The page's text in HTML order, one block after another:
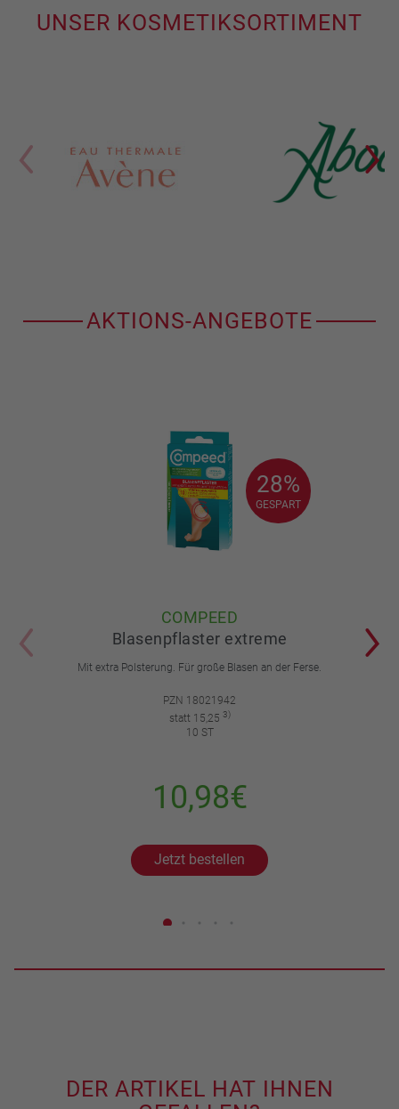
UNSER KOSMETIKSORTIMENT
AKTIONS-ANGEBOTE
28%
GESPART
28%
GESPART
COMPEED
Blasenpflaster extreme
Mit extra Polsterung. Für große Blasen an der Ferse.
PZN 18021942
statt 15,25 3)
10 ST
10,98€
Jetzt bestellen
DER ARTIKEL HAT IHNEN